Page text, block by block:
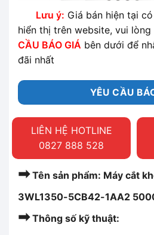
Lưu ý: Giá bán hiện tại
hiển thị trên website, vui lòng
CẦU BÁO GIÁ bên dưới để
đãi nhất
YÊU CẦU
LIÊN HỆ HOTLINE
0827 888 528
➡Tên sản phẩm: Máy cắt
3WL1350-5CB42-1AA2
➡Thông số kỹ thuật: